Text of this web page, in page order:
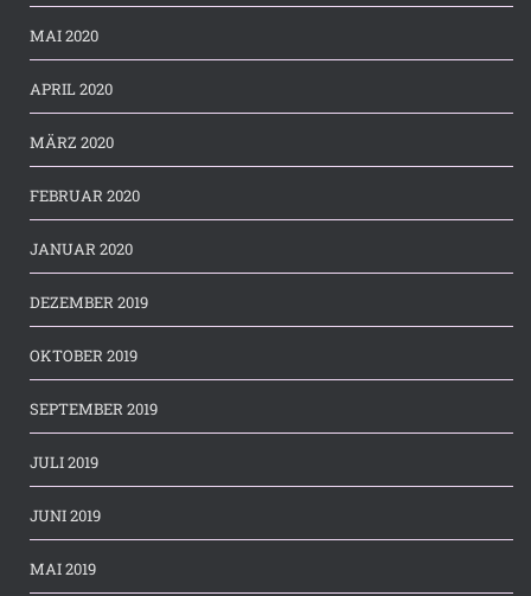
MAI 2020
APRIL 2020
MÄRZ 2020
FEBRUAR 2020
JANUAR 2020
DEZEMBER 2019
OKTOBER 2019
SEPTEMBER 2019
JULI 2019
JUNI 2019
MAI 2019